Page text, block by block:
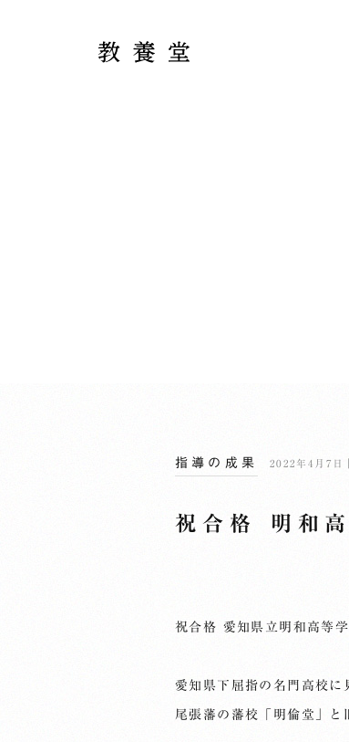
指導の成果 2022年4月7日
祝合格 明和
祝合格 愛知県立明和高等学
愛知県下屈指の名門高校に
尾張藩の藩校「明倫堂」と